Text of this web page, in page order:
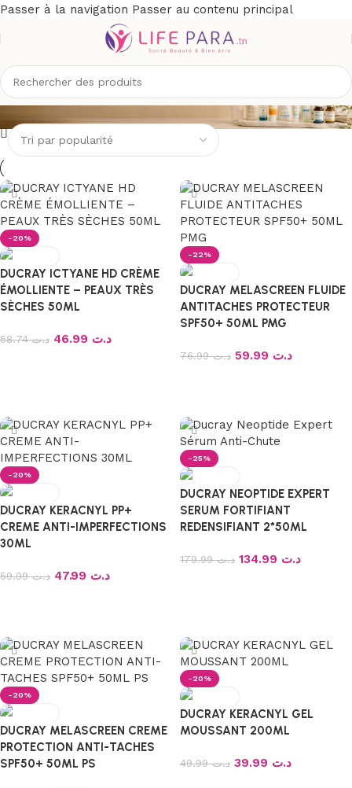
Passer à la navigation Passer au contenu principal
DUCRAY
-20%
DUCRAY ICTYANE HD CRÈME
ÉMOLLIENTE – PEAUX TRÈS
SÈCHES 50ML
د.ت58.74 د.ت
-22%
DUCRAY MELASCREEN FLUIDE
ANTITACHES PROTECTEUR
SPF50+ 50ML PMG
د.ت76.99 د.ت
-20%
DUCRAY KERACNYL PP+
CREME ANTI-IMPERFECTIONS
30ML
د.ت59.99 د.ت
-25%
DUCRAY NEOPTIDE EXPERT
SERUM FORTIFIANT
REDENSIFIANT 2*50ML
د.ت179.99 د.ت
-20%
DUCRAY MELASCREEN CREME
PROTECTION ANTI-TACHES
SPF50+ 50ML PS
-20%
DUCRAY KERACNYL GEL
MOUSSANT 200ML
د.ت49.99 د.ت